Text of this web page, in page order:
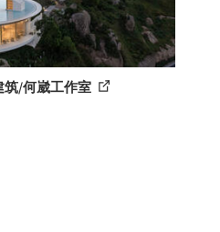
筑/何崴工作室